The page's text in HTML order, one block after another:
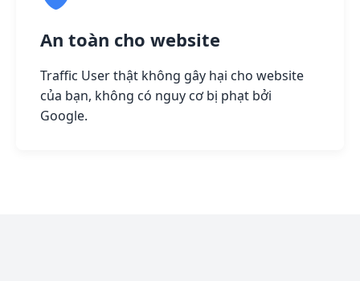
An toàn cho website
Traffic User thật không gây hại cho website
của bạn, không có nguy cơ bị phạt bởi
Google.